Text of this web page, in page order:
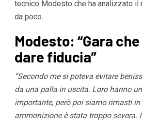
tecnico Modesto che ha analizzato il
da poco.
Modesto: “Gara
dare fiducia”
“Secondo me si poteva evitare
da una palla in uscita. Loro hanno
importante, però poi siamo rimasti
ammonizione è stata troppo severa.